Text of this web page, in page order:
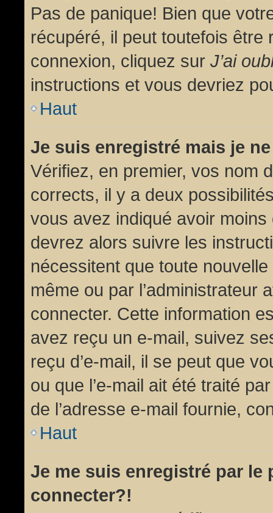
Pas de panique! Bien que
récupéré, il peut toutefois être
connexion, cliquez sur J’ai
instructions et vous devriez
Haut
Je suis enregistré mais je
Vérifiez, en premier, vos nom
corrects, il y a deux
vous avez indiqué avoir
devrez alors suivre les
nécessitent que toute
même ou par l’administrateur
connecter. Cette information
avez reçu un e-mail, suivez
reçu d’e-mail, il se peut que
ou que l’e-mail ait été traité
de l’adresse e-mail fournie,
Haut
Je me suis enregistré par le
connecter?!